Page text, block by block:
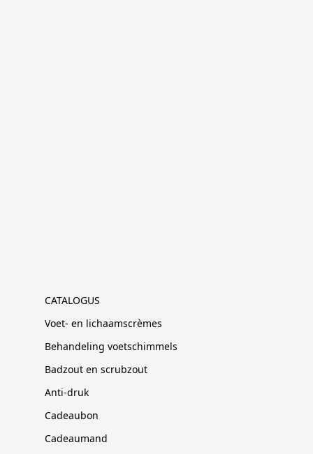
CATALOGUS
Voet- en lichaamscrèmes
Behandeling voetschimmels
Badzout en scrubzout
Anti-druk
Cadeaubon
Cadeaumand